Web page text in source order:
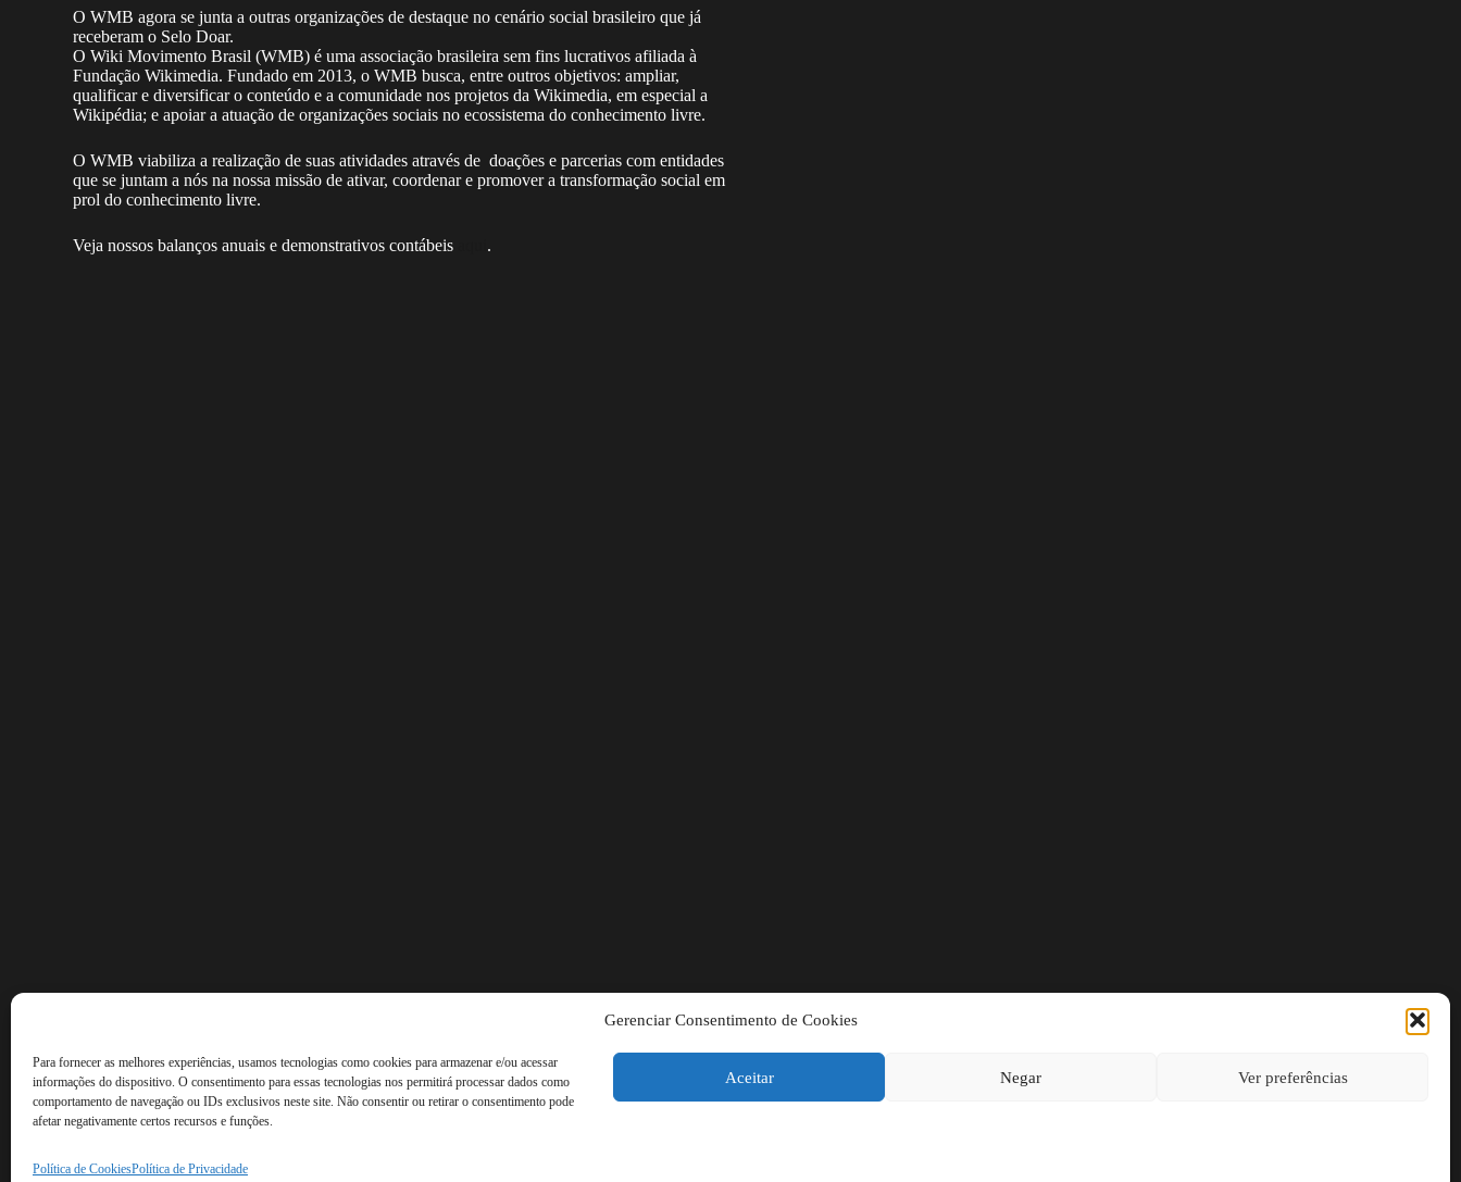
Gerenciar Consentimento de Cookies
Para fornecer as melhores experiências, usamos tecnologias como cookies para armazenar e/ou acessar
informações do dispositivo. O consentimento para essas tecnologias nos permitirá processar dados como
comportamento de navegação ou IDs exclusivos neste site. Não consentir ou retirar o consentimento pode
afetar negativamente certos recursos e funções.
Aceitar Negar Ver preferências
Política de CookiesPolítica de Privacidade
O WMB agora se junta a outras organizações de destaque no cenário social brasileiro que já
receberam o Selo Doar.
O Wiki Movimento Brasil (WMB) é uma associação brasileira sem fins lucrativos afiliada à
Fundação Wikimedia. Fundado em 2013, o WMB busca, entre outros objetivos: ampliar,
qualificar e diversificar o conteúdo e a comunidade nos projetos da Wikimedia, em especial a
Wikipédia; e apoiar a atuação de organizações sociais no ecossistema do conhecimento livre.
O WMB viabiliza a realização de suas atividades através de doações e parcerias com entidades
que se juntam a nós na nossa missão de ativar, coordenar e promover a transformação social em
prol do conhecimento livre.
Veja nossos balanços anuais e demonstrativos contábeis .